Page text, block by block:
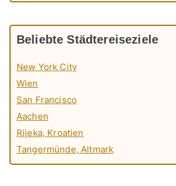
Beliebte Städtereiseziele
New York City
Wien
San Francisco
Aachen
Rijeka, Kroatien
Tangermünde, Altmark